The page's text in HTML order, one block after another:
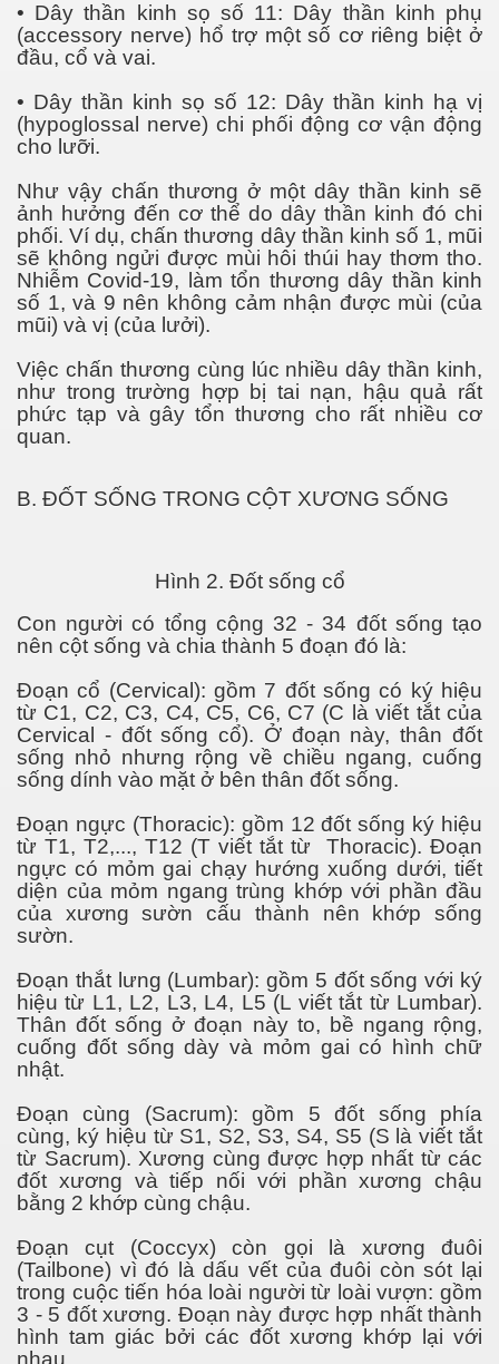
• Dây thần kinh sọ số 11: Dây thần kinh phụ
(accessory nerve) hổ trợ một số cơ riêng biệt ở
đầu, cổ và vai.
• Dây thần kinh sọ số 12: Dây thần kinh hạ vị
(hypoglossal nerve) chi phối động cơ vận động
cho lưỡi.
Như vậy chấn thương ở một dây thần kinh sẽ
ảnh hưởng đến cơ thể do dây thần kinh đó chi
phối. Ví dụ, chấn thương dây thần kinh số 1, mũi
sẽ không ngửi được mùi hôi thúi hay thơm tho.
Nhiễm Covid-19, làm tổn thương dây thần kinh
số 1, và 9 nên không cảm nhận được mùi (của
mũi) và vị (của lưởi).
Việc chấn thương cùng lúc nhiều dây thần kinh,
như trong trường hợp bị tai nạn, hậu quả rất
phức tạp và gây tổn thương cho rất nhiều cơ
quan.
B. ĐỐT SỐNG TRONG CỘT XƯƠNG SỐNG
Hình 2. Đốt sống cổ
Con người có tổng cộng 32 - 34 đốt sống tạo
nên cột sống và chia thành 5 đoạn đó là:
Đoạn cổ (Cervical): gồm 7 đốt sống có ký hiệu
từ C1, C2, C3, C4, C5, C6, C7 (C là viết tắt của
Cervical - đốt sống cổ). Ở đoạn này, thân đốt
sống nhỏ nhưng rộng về chiều ngang, cuống
sống dính vào mặt ở bên thân đốt sống.
Đoạn ngực (Thoracic): gồm 12 đốt sống ký hiệu
từ T1, T2,..., T12 (T viết tắt từ Thoracic). Đoạn
ngực có mỏm gai chạy hướng xuống dưới, tiết
diện của mỏm ngang trùng khớp với phần đầu
của xương sườn cấu thành nên khớp sống
sườn.
Đoạn thắt lưng (Lumbar): gồm 5 đốt sống với ký
hiệu từ L1, L2, L3, L4, L5 (L viết tắt từ Lumbar).
Thân đốt sống ở đoạn này to, bề ngang rộng,
cuống đốt sống dày và mỏm gai có hình chữ
nhật.
Đoạn cùng (Sacrum): gồm 5 đốt sống phía
cùng, ký hiệu từ S1, S2, S3, S4, S5 (S là viết tắt
từ Sacrum). Xương cùng được hợp nhất từ các
đốt xương và tiếp nối với phần xương chậu
bằng 2 khớp cùng chậu.
Đoạn cụt (Coccyx) còn gọi là xương đuôi
(Tailbone) vì đó là dấu vết của đuôi còn sót lại
trong cuộc tiến hóa loài người từ loài vượn: gồm
3 - 5 đốt xương. Đoạn này được hợp nhất thành
hình tam giác bởi các đốt xương khớp lại với
nhau.
P2
VN
1
tại Nam Kỳ
ở Nam Kỳ. P2
tại Nam Kỳ. P3
Cửu Long